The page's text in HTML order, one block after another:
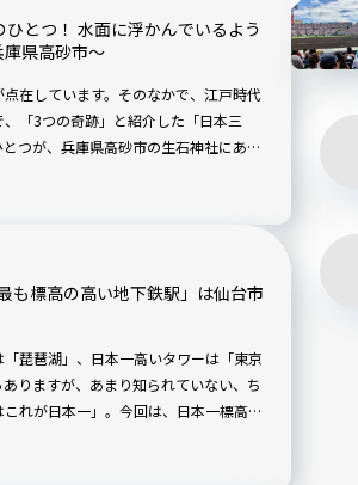
ひとつ！ 水面に浮かんでいるよう
県高砂市〜
在しています。そのなかで、江戸時代
「3つの奇跡」と紹介した「日本三
つが、兵庫県高砂市の生石神社にある
も標高の高い地下鉄駅」は仙台市
琵琶湖」、日本一高いタワーは「東京
りますが、あまり知られていない、ち
れが日本一」。今回は、日本一標高の